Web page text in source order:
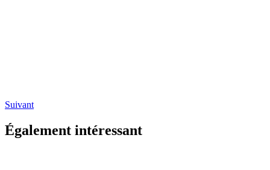
Suivant
Également intéressant